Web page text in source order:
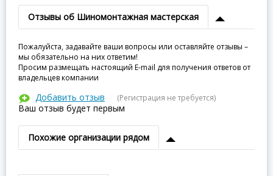
Отзывы об Шиномонтажная мастерская
Пожалуйста, задавайте ваши вопросы или оставляйте отзывы –
мы обязательно на них ответим!
Просим размещать настоящий E-mail для получения ответов от
владельцев компании
Добавить отзыв (Регистрация не требуется)
Ваш отзыв будет первым
Похожие организации рядом